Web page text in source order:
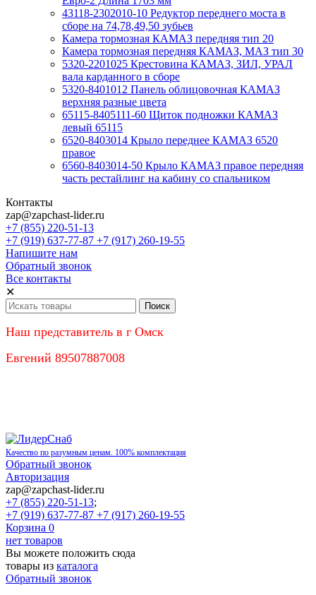
43118-2302010-10 Редуктор переднего моста в
сборе на 74,78,49,50 зубьев
Камера тормозная КАМАЗ передняя тип 20
Камера тормозная передняя КАМАЗ, МАЗ тип 30
5320-2201025 Крестовина КАМАЗ, ЗИЛ, УРАЛ
вала карданного в сборе
5320-8401012 Панель облицовочная КАМАЗ
верхняя разные цвета
65115-8405111-60 Щиток подножки КАМАЗ
левый 65115
6520-8403014 Крыло переднее КАМАЗ 6520
правое
6560-8403014-50 Крыло КАМАЗ правое передняя
часть рестайлинг на кабину со спальником
Контакты
zap@zapchast-lider.ru
+7 (855) 220-51-13
+7 (919) 637-77-87 +7 (917) 260-19-55
Напишите нам
Обратный звонок
Все контакты
✕
Наш представитель в г Омск
Евгений 89507887008
Качество по разумным ценам. 100% комплектация
Обратный звонок
Авторизация
zap@zapchast-lider.ru
+7 (855) 220-51-13;
+7 (919) 637-77-87 +7 (917) 260-19-55
Корзина 0
нет товаров
Вы можете положить сюда
товары из каталога
Обратный звонок